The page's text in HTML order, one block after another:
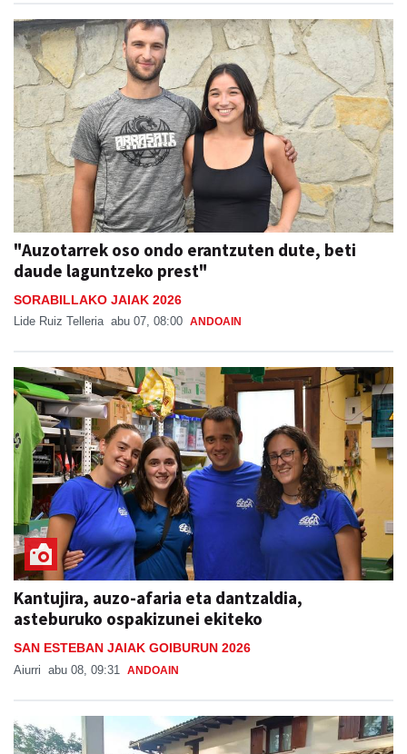
"Auzotarrek oso ondo erantzuten dute, beti
daude laguntzeko prest"
SORABILLAKO JAIAK 2026
Lide Ruiz Telleria abu 07, 08:00 ANDOAIN
Kantujira, auzo-afaria eta dantzaldia,
asteburuko ospakizunei ekiteko
SAN ESTEBAN JAIAK GOIBURUN 2026
Aiurri abu 08, 09:31 ANDOAIN